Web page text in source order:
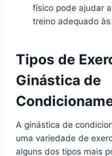
físico pode ajudar
treino adequado
Tipos de
Ginástica de
A ginástica de
uma variedade de
alguns dos tipos mais